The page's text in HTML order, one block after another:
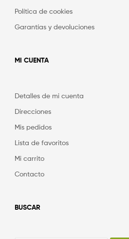
Política de cookies
Garantías y devoluciones
MI CUENTA
Detalles de mi cuenta
Direcciones
Mis pedidos
Lista de favoritos
Mi carrito
Contacto
BUSCAR